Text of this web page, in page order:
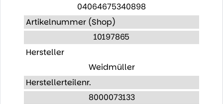
04064675340898
Artikelnummer (Shop)
10197865
Hersteller
Weidmüller
Herstellerteilenr.
8000073133